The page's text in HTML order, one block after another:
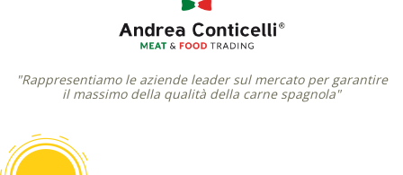
"Rappresentiamo le aziende leader sul mercato per garantire
il massimo della qualità della carne spagnola"